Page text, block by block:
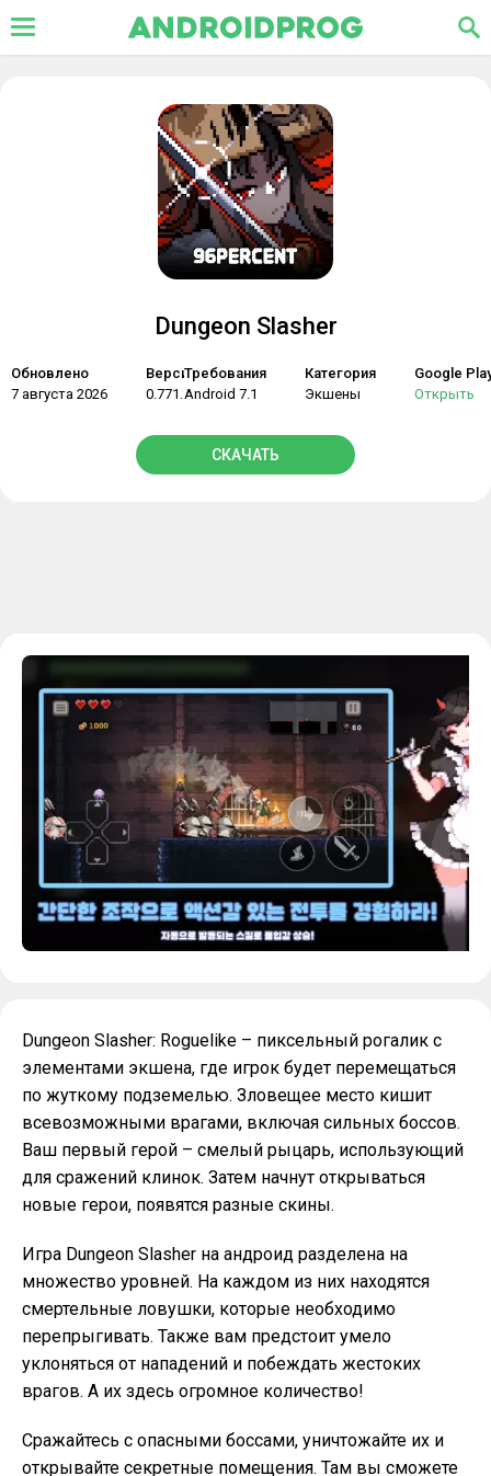
Dungeon Slasher
Обновлено
7 августа 2026
Версия
0.771.1
Требования
Android 7.1
Категория
Экшены
Google
Открыть
СКАЧАТЬ
Dungeon Slasher: Roguelike – пиксельный рогалик с
элементами экшена, где игрок будет перемещаться
по жуткому подземелью. Зловещее место кишит
всевозможными врагами, включая сильных боссов.
Ваш первый герой – смелый рыцарь, использующий
для сражений клинок. Затем начнут открываться
новые герои, появятся разные скины.
Игра Dungeon Slasher на андроид разделена на
множество уровней. На каждом из них находятся
смертельные ловушки, которые необходимо
перепрыгивать. Также вам предстоит умело
уклоняться от нападений и побеждать жестоких
врагов. А их здесь огромное количество!
Сражайтесь с опасными боссами, уничтожайте их и
открывайте секретные помещения. Там вы сможете